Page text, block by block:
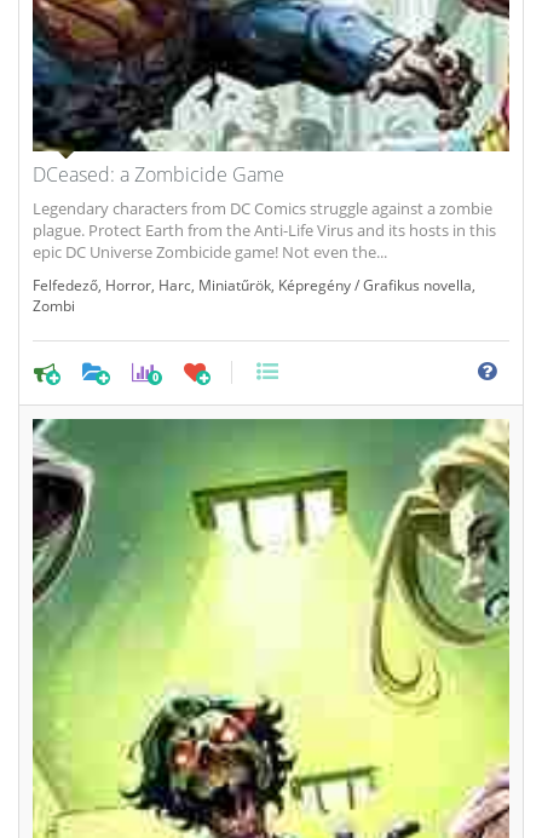
DCeased: a Zombicide Game
Legendary characters from DC Comics struggle against a zombie
plague. Protect Earth from the Anti-Life Virus and its hosts in this
epic DC Universe Zombicide game! Not even the...
Felfedező Horror Harc Miniatűrök Képregény / Grafikus novella
Zombi
0